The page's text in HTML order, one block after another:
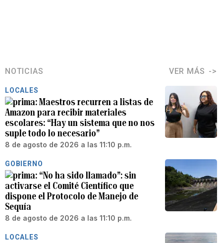
NOTICIAS VER MÁS
LOCALES
Maestros recurren a listas de
Amazon para recibir materiales
escolares: “Hay un sistema que no nos
suple todo lo necesario”
8 de agosto de 2026 a las 11:10 p.m.
GOBIERNO
“No ha sido llamado”: sin
activarse el Comité Científico que
dispone el Protocolo de Manejo de
Sequía
8 de agosto de 2026 a las 11:10 p.m.
LOCALES